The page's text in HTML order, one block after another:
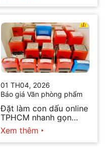
01 TH04, 2026
Báo giá Văn phòng phẩm
Đặt làm con dấu online
TPHCM nhanh gọn
2026
Xem thêm